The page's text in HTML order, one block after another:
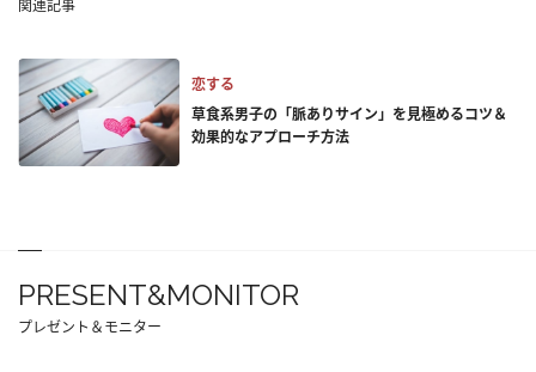
関連記事
恋する
草食系男子の「脈ありサイン」を見極めるコツ＆
効果的なアプローチ方法
PRESENT&MONITOR
プレゼント＆モニター